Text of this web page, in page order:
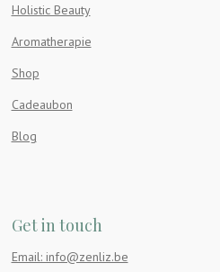
Holistic Beauty
Aromatherapie
Shop
Cadeaubon
Blog
Get in touch
Email: info@zenliz.be